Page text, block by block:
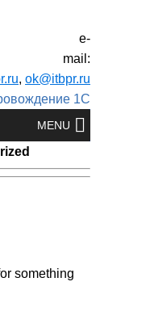
e-
mail:
, ok@itbpr.ru
1С
something